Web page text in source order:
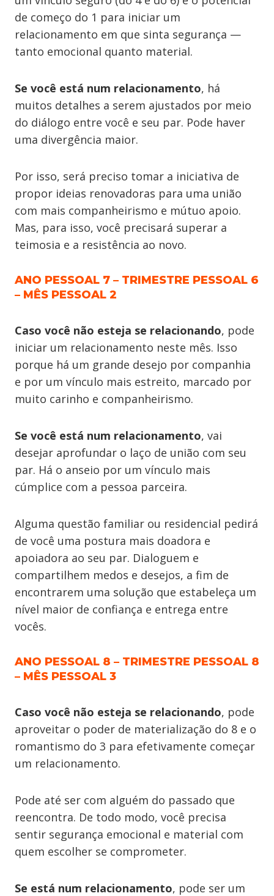
de começo do 1 para iniciar um
relacionamento em que sinta segurança —
tanto emocional quanto material.
Se você está num relacionamento, há
muitos detalhes a serem ajustados por meio
do diálogo entre você e seu par. Pode haver
uma divergência maior.
Por isso, será preciso tomar a iniciativa de
propor ideias renovadoras para uma união
com mais companheirismo e mútuo apoio.
Mas, para isso, você precisará superar a
teimosia e a resistência ao novo.
ANO PESSOAL 7 – TRIMESTRE PESSOAL 6
– MÊS PESSOAL 2
Caso você não esteja se relacionando, pode
iniciar um relacionamento neste mês. Isso
porque há um grande desejo por companhia
e por um vínculo mais estreito, marcado por
muito carinho e companheirismo.
Se você está num relacionamento, vai
desejar aprofundar o laço de união com seu
par. Há o anseio por um vínculo mais
cúmplice com a pessoa parceira.
Alguma questão familiar ou residencial pedirá
de você uma postura mais doadora e
apoiadora ao seu par. Dialoguem e
compartilhem medos e desejos, a fim de
encontrarem uma solução que estabeleça um
nível maior de confiança e entrega entre
vocês.
ANO PESSOAL 8 – TRIMESTRE PESSOAL 8
– MÊS PESSOAL 3
Caso você não esteja se relacionando, pode
aproveitar o poder de materialização do 8 e o
romantismo do 3 para efetivamente começar
um relacionamento.
Pode até ser com alguém do passado que
reencontra. De todo modo, você precisa
sentir segurança emocional e material com
quem escolher se comprometer.
Se está num relacionamento, pode ser um